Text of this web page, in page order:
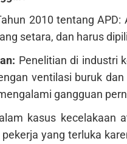
2010 tentang
setara, dan harus
Penelitian di industri
ventilasi buruk
gangguan
kasus kecelakaan
yang terluka